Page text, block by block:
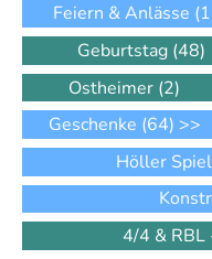
Feiern & Anlässe
Geburtstag (48)
Ostheimer (2)
Geschenke (64) >>
Höller
4/4 & RBL